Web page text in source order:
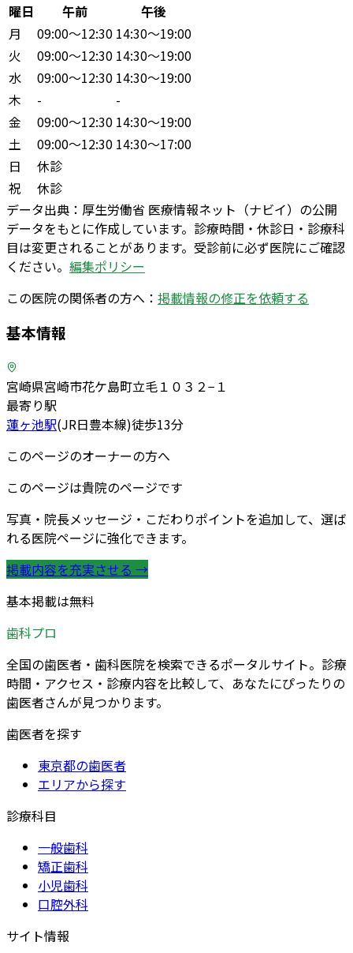
曜日 午前
午後
月
09:00〜12:30 14:30〜19:00
火
09:00〜12:30 14:30〜19:00
水
09:00〜12:30 14:30〜19:00
木
-
-
金
09:00〜12:30 14:30〜19:00
土
09:00〜12:30 14:30〜17:00
日
休診
祝
休診
データ出典： 厚生労働省 医療情報ネット（ナビイ）の公開
データをもとに作成しています。診療時間・休診日・診療科
目は変更されることがあります。受診前に必ず医院にご確認
ください。 編集ポリシー
この医院の関係者の方へ： 掲載情報の修正を依頼する
基本情報
宮崎県宮崎市花ケ島町立毛１０３２−１
最寄り駅
蓮ヶ池駅(JR日豊本線)徒歩13分
このページのオーナーの方へ
このページは貴院のページです
写真・院長メッセージ・こだわりポイントを追加して、選ば
れる医院ページに強化できます。
掲載内容を充実させる →
基本掲載は無料
歯科プロ
全国の歯医者・歯科医院を検索できるポータルサイト。診療
時間・アクセス・診療内容を比較して、あなたにぴったりの
歯医者さんが見つかります。
歯医者を探す
東京都の歯医者
エリアから探す
診療科目
一般歯科
矯正歯科
小児歯科
口腔外科
サイト情報